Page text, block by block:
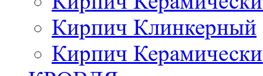
Кирпич Клинкерный
Кирпич